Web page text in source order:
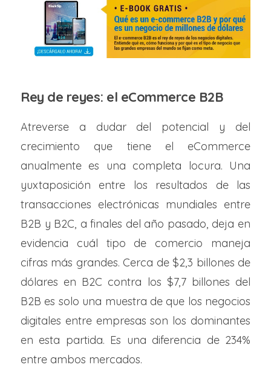
Rey de reyes: el eCommerce B2B
Atreverse a dudar del potencial y del
crecimiento que tiene el eCommerce
anualmente es una completa locura. Una
yuxtaposición entre los resultados de las
transacciones electrónicas mundiales entre
B2B y B2C, a finales del año pasado, deja en
evidencia cuál tipo de comercio maneja
cifras más grandes. Cerca de $2,3 billones de
dólares en B2C contra los $7,7 billones del
B2B es solo una muestra de que los negocios
digitales entre empresas son los dominantes
en esta partida. Es una diferencia de 234%
entre ambos mercados.